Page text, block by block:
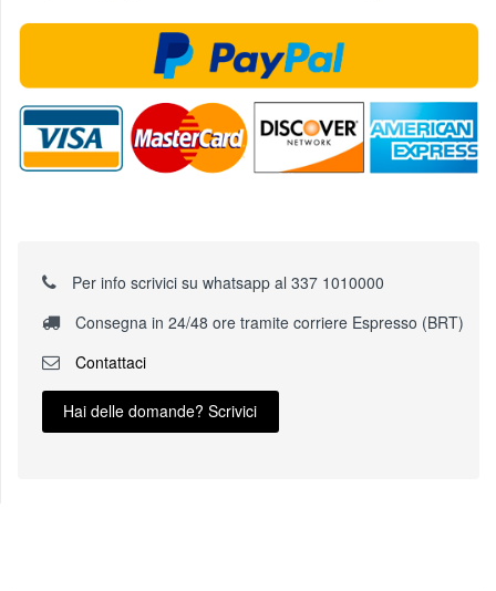
Per info scrivici su whatsapp al 337 1010000
Consegna in 24/48 ore tramite corriere Espresso (BRT)
Contattaci
Hai delle domande? Scrivici